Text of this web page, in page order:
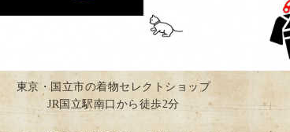
東京・国立市の着物セレクトショップ
JR国立駅南口から徒歩2分